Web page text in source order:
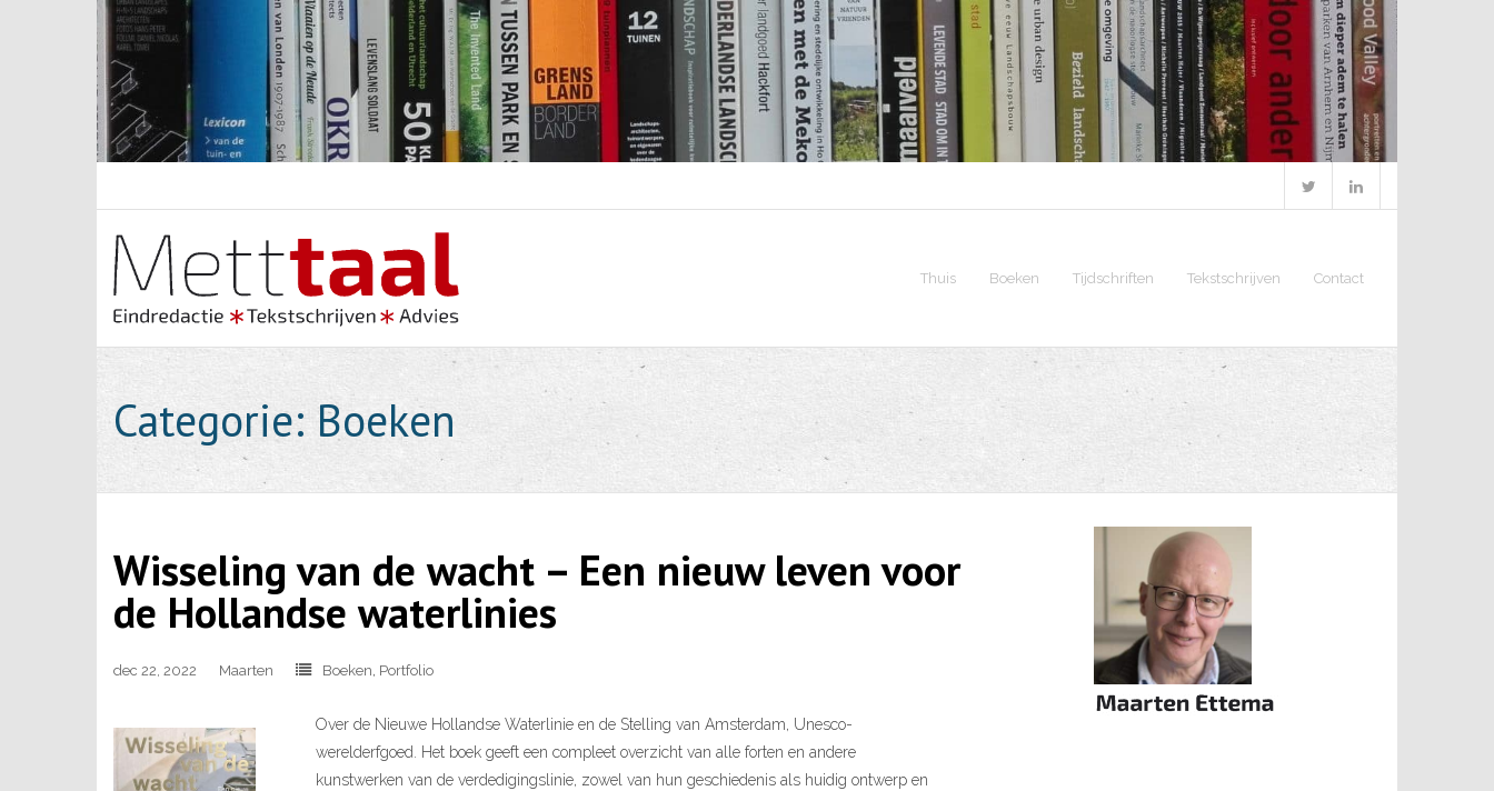
Skip
to
content
Thuis Boeken Tijdschriften Tekstschrijven Contact
Categorie: Boeken
Wisseling van de wacht – Een nieuw leven voor
de Hollandse waterlinies
dec 22, 2022 Maarten Boeken, Portfolio
Over de Nieuwe Hollandse Waterlinie en de Stelling van Amsterdam, Unesco-
werelderfgoed. Het boek geeft een compleet overzicht van alle forten en andere
kunstwerken van de verdedigingslinie, zowel van hun geschiedenis als huidig ontwerp en